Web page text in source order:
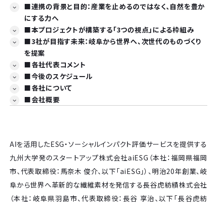
■連携の背景と目的：産業を止めるのではなく、自然を豊か
にする力へ
■本プロジェクトが構築する「3つの視点」による枠組み
■3社が目指す未来：岐阜から世界へ、次世代のものづくり
を提案
■各社代表コメント
■今後のスケジュール
■各社について
■会社概要
AIを活用したESG・ソーシャルインパクト評価サービスを提供する
九州大学発のスタートアップ株式会社aiESG（本社：福岡県福岡
市、代表取締役：馬奈木 俊介、以下「aiESG」）、明治20年創業、岐
阜から世界へ革新的な繊維素材を発信する長谷虎紡績株式会社
（本社：岐阜県羽島市、代表取締役：長谷 享治、以下「長谷虎紡